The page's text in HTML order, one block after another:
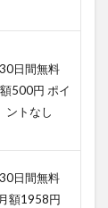
30日間無料
額500円 ポイ
ントなし
30日間無料
月額1958円